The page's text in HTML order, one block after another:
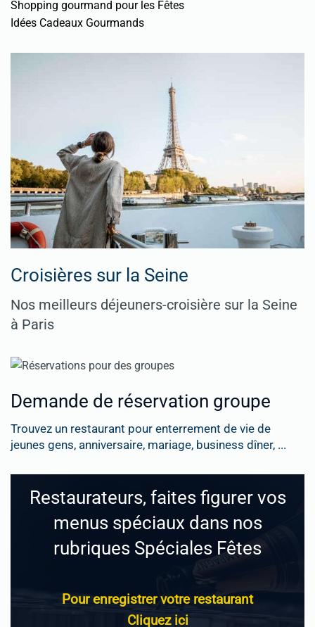
Shopping gourmand pour les Fêtes
Idées Cadeaux Gourmands
Croisières sur la Seine
Nos meilleurs déjeuners-croisière sur la Seine
à Paris
Demande de réservation groupe
Trouvez un restaurant pour enterrement de vie de
jeunes gens, anniversaire, mariage, business dîner, ...
Restaurateurs, faites figurer vos
menus spéciaux dans nos
rubriques Spéciales Fêtes
Pour enregistrer votre restaurant
Cliquez ici